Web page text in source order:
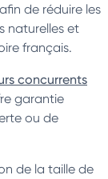
de réduire les
naturelles et
français.
concurrents
garantie
ou de
de la taille de